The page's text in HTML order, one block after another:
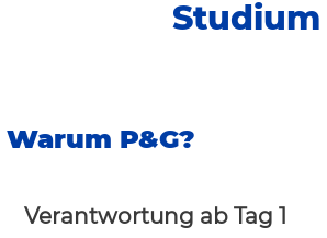
Studium
Warum P&G?
Verantwortung ab Tag 1